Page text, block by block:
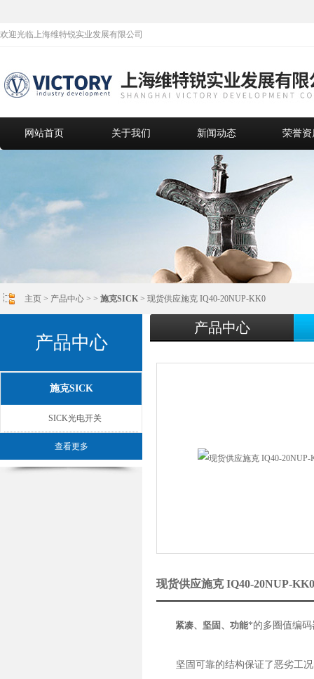
欢迎光临上海维特锐实业发展有限公司
网站首页 关于我们 新闻动态 荣誉资
主页 > 产品中心 > > 施克SICK > 现货供应施克 IQ40-20NUP-KK0
产品中心
施克SICK
SICK光电开关
查看更多
产品中心
现货供应施克 IQ40-20NUP-
紧凑、坚固、功能*的多圈值编码
坚固可靠的结构保证了恶劣工况